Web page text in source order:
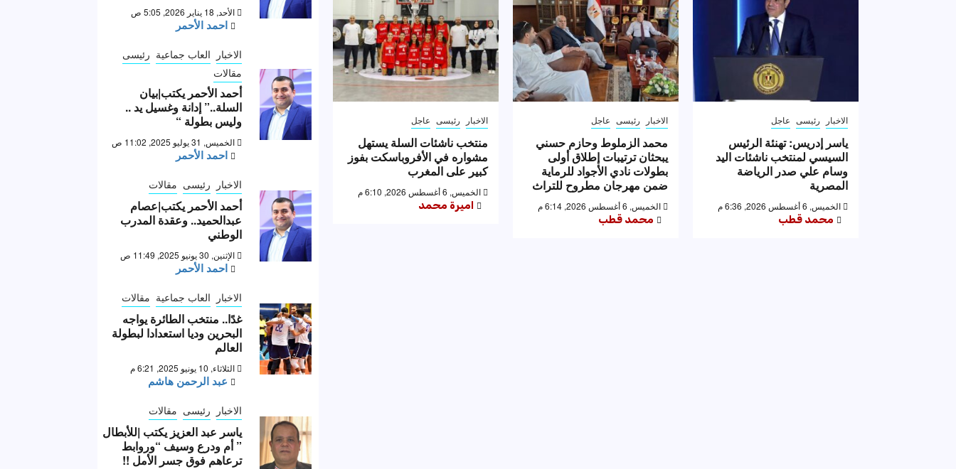
الاخبار رئيسى عاجل
ياسر إدريس: تهنئة الرئيس
السيسي لمنتخب ناشئات اليد
وسام علي صدر الرياضة
المصرية
الخميس, 6 أغسطس 2026, 6:36 م
محمد قطب
الاخبار رئيسى عاجل
محمد الزملوط وحازم حسني
يبحثان ترتيبات إطلاق أولى
بطولات نادي الأجواد للرماية
ضمن مهرجان مطروح للتراث
الخميس, 6 أغسطس 2026, 6:14 م
محمد قطب
الاخبار رئيسى عاجل
منتخب ناشئات السلة يستهل
مشواره في الأفروباسكت بفوز
كبير على المغرب
الخميس, 6 أغسطس 2026, 6:10 م
اميرة محمد
الأحد, 18 يناير 2026, 5:05 ص
احمد الأحمر
الاخبار العاب جماعية رئيسى
مقالات
أحمد الأحمر يكتب|بيان
السلة..” إدانة وغسيل يد ..
وليس بطولة “
الخميس, 31 يوليو 2025, 11:02 ص
احمد الأحمر
الاخبار رئيسى مقالات
أحمد الأحمر يكتب|عصام
عبدالحميد.. وعقدة المدرب
الوطني
الإثنين, 30 يونيو 2025, 11:49 ص
احمد الأحمر
الاخبار العاب جماعية مقالات
غدًا.. منتخب الطائرة يواجه
البحرين وديا استعدادا لبطولة
العالم
الثلاثاء, 10 يونيو 2025, 6:21 م
عبد الرحمن هاشم
الاخبار رئيسى مقالات
ياسر عبد العزيز يكتب |للأبطال
” أم ودرع وسيف “وروابط
ترعاهم فوق جسر الأمل !!